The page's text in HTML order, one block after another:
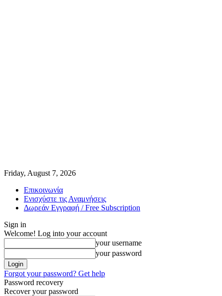
Friday, August 7, 2026
Επικοινωνία
Ενισχύστε τις Αναμνήσεις
Δωρεάν Εγγραφή / Free Subscription
Sign in
Welcome! Log into your account
your username
your password
Forgot your password? Get help
Password recovery
Recover your password